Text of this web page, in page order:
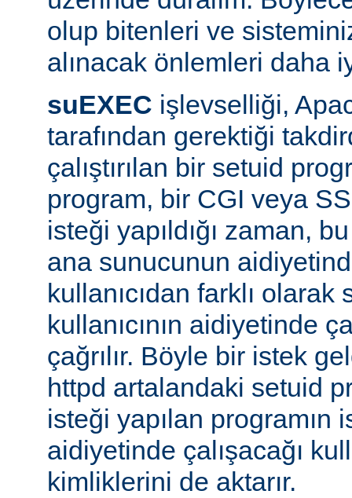
olup bitenleri ve
alınacak önlemleri daha
suEXEC işlevselliği,
tarafından gerektiği
çalıştırılan bir setuid
program, bir CGI veya
isteği yapıldığı zaman,
ana sunucunun
kullanıcıdan farklı olarak
kullanıcının aidiyetinde
çağrılır. Böyle bir istek
httpd artalandaki setuid
isteği yapılan programın
aidiyetinde çalışacağı
kimliklerini de aktarır.